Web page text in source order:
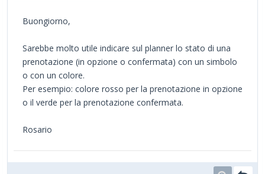
Buongiorno,
Sarebbe molto utile indicare sul planner lo stato di una
prenotazione (in opzione o confermata) con un simbolo
o con un colore.
Per esempio: colore rosso per la prenotazione in opzione
o il verde per la prenotazione confermata.
Rosario